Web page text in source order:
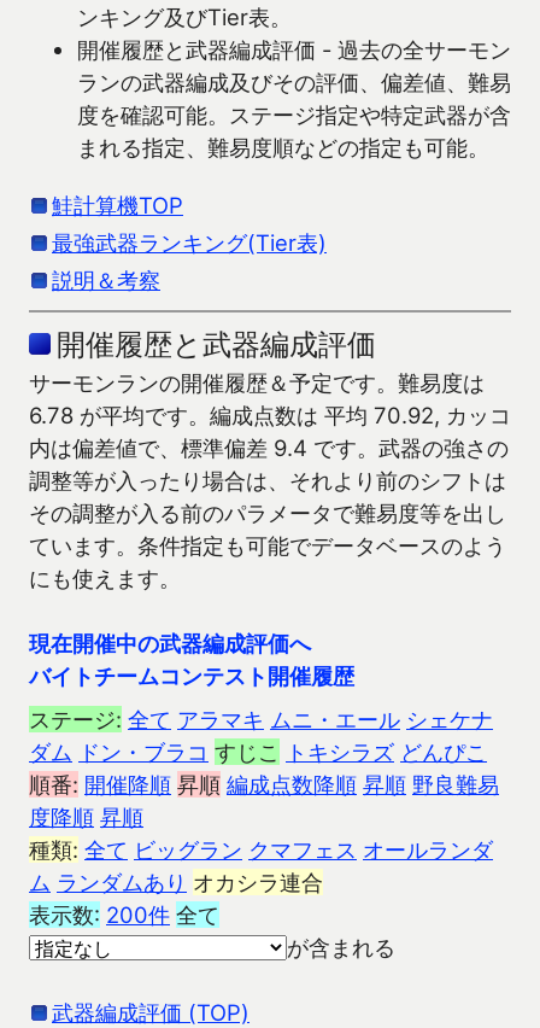
ンキング及びTier表。
開催履歴と武器編成評価 - 過去の全サーモン
ランの武器編成及びその評価、偏差値、難易
度を確認可能。ステージ指定や特定武器が含
まれる指定、難易度順などの指定も可能。
鮭計算機TOP
最強武器ランキング(Tier表)
説明＆考察
開催履歴と武器編成評価
サーモンランの開催履歴＆予定です。難易度は
6.78 が平均です。編成点数は 平均 70.92, カッコ
内は偏差値で、標準偏差 9.4 です。武器の強さの
調整等が入ったり場合は、それより前のシフトは
その調整が入る前のパラメータで難易度等を出し
ています。条件指定も可能でデータベースのよう
にも使えます。
現在開催中の武器編成評価へ
バイトチームコンテスト開催履歴
ステージ: 全て アラマキ ムニ・エール シェケナ
ダム ドン・ブラコ すじこ トキシラズ どんぴこ
順番: 開催降順 昇順 編成点数降順 昇順 野良難易
度降順 昇順
種類: 全て ビッグラン クマフェス オールランダ
ム ランダムあり オカシラ連合
表示数: 200件 全て
が含まれる
武器編成評価 (TOP)